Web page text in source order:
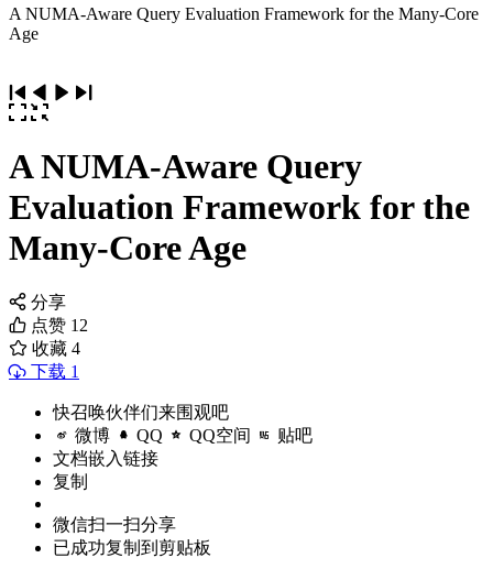
A NUMA-Aware Query Evaluation Framework for the Many-Core
Age
A NUMA-Aware Query
Evaluation Framework for the
Many-Core Age
分享
点赞 12
收藏 4
下载 1
快召唤伙伴们来围观吧
微博 QQ QQ空间 贴吧
文档嵌入链接
复制
微信扫一扫分享
已成功复制到剪贴板